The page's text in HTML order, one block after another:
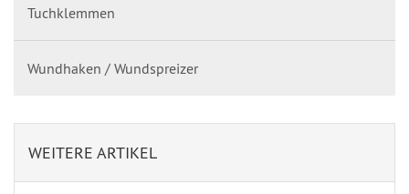
Tuchklemmen
Wundhaken / Wundspreizer
WEITERE ARTIKEL